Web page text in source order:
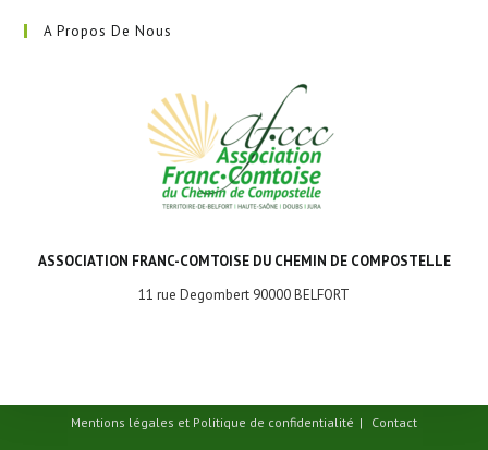
un
A Propos De Nous
ASSOCIATION FRANC-COMTOISE DU CHEMIN DE COMPOSTELLE
11 rue Degombert 90000 BELFORT
Mentions légales et Politique de confidentialité Contact